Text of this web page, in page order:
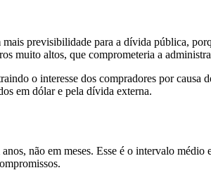
previsibilidade para a dívida pública,
muito altos, que comprometeria a
o interesse dos compradores por
em dólar e pela dívida externa.
não em meses. Esse é o intervalo